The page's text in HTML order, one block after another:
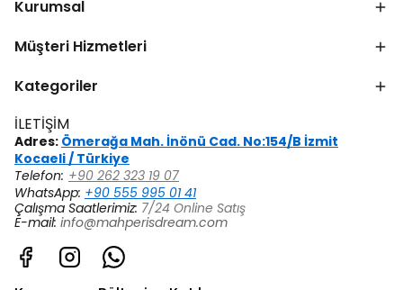
Kurumsal
Müşteri Hizmetleri
Kategoriler
İLETİŞİM
Adres: Ömerağa Mah. İnönü Cad. No:154/B İzmit
Kocaeli / Türkiye
Telefon: +90 262 323 19 07
WhatsApp: +90 555 995 01 41
Çalışma Saatlerimiz: 7/24 Online Satış
E-mail: info@mahperisdream.com